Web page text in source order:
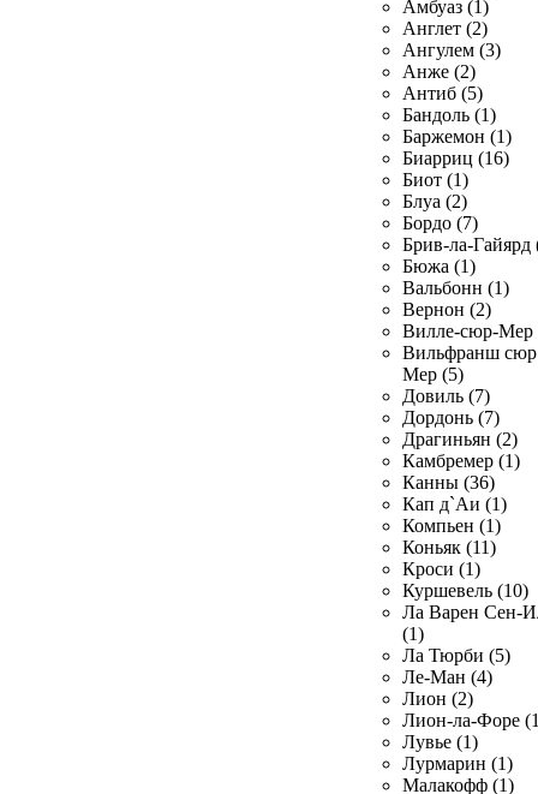
Амбуаз (1)
Англет (2)
Ангулем (3)
Анже (2)
Антиб (5)
Бандоль (1)
Баржемон (1)
Биарриц (16)
Биот (1)
Блуа (2)
Бордо (7)
Брив-ла-Гайярд
Бюжа (1)
Вальбонн (1)
Вернон (2)
Вилле-сюр-Мер
Вильфранш сюр
Мер (5)
Довиль (7)
Дордонь (7)
Драгиньян (2)
Камбремер (1)
Канны (36)
Кап д`Аи (1)
Компьен (1)
Коньяк (11)
Кроси (1)
Куршевель (10)
Ла Варен Сен-
(1)
Ла Тюрби (5)
Ле-Ман (4)
Лион (2)
Лион-ла-Форе
Лувье (1)
Лурмарин (1)
Малакофф (1)